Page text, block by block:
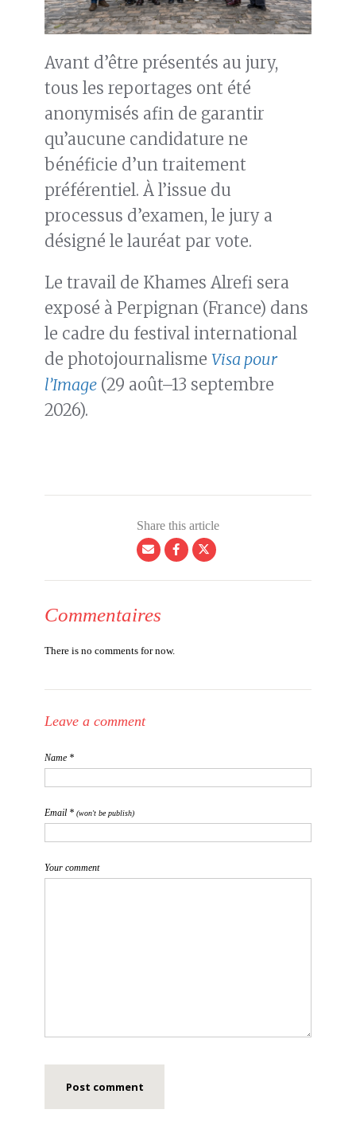
Avant d’être présentés au jury,
tous les reportages ont été
anonymisés afin de garantir
qu’aucune candidature ne
bénéficie d’un traitement
préférentiel. À l’issue du
processus d’examen, le jury a
désigné le lauréat par vote.
Le travail de Khames Alrefi sera
exposé à Perpignan (France) dans
le cadre du festival international
de photojournalisme Visa pour
l’Image (29 août–13 septembre
2026).
Share this article
Commentaires
There is no comments for now.
Leave a comment
Name *
Email * (won't be publish)
Your comment